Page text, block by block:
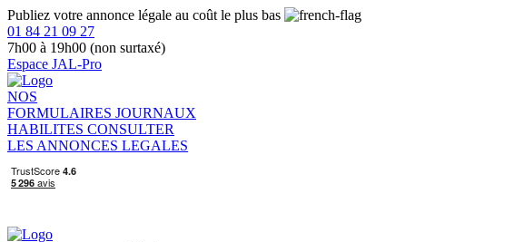
Publiez votre annonce légale au coût le plus bas
01 84 21 09 27
7h00 à 19h00 (non surtaxé)
Espace JAL-Pro
NOS
FORMULAIRES JOURNAUX
HABILITES CONSULTER
LES ANNONCES LEGALES